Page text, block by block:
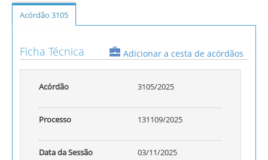
Acórdão 3105
Ficha Técnica Adicionar a cesta de acórdãos
Acórdão 3105/2025
Processo 131109/2025
Data da Sessão 03/11/2025